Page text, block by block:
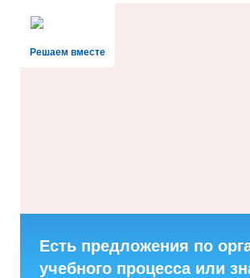
Решаем вместе
Есть предложения по
учебного процесса или